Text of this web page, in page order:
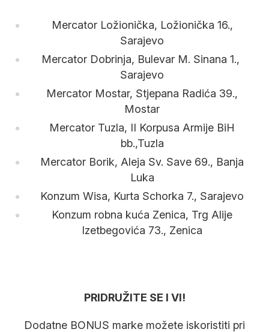
Mercator Ložionička, Ložionička 16.,
Sarajevo
Mercator Dobrinja, Bulevar M. Sinana 1.,
Sarajevo
Mercator Mostar, Stjepana Radića 39.,
Mostar
Mercator Tuzla, II Korpusa Armije BiH
bb.,Tuzla
Mercator Borik, Aleja Sv. Save 69., Banja
Luka
Konzum Wisa, Kurta Schorka 7., Sarajevo
Konzum robna kuća Zenica, Trg Alije
Izetbegovića 73., Zenica
PRIDRUŽITE SE I VI!
Dodatne BONUS marke možete iskoristiti pri